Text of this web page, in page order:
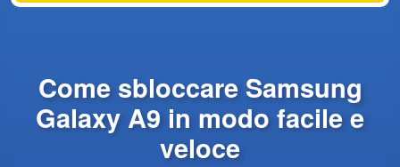
Come sbloccare Samsung
Galaxy A9 in modo facile e
veloce